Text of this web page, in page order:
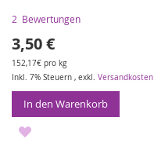
2 Bewertungen
3,50 €
152,17€ pro kg
Inkl. 7% Steuern , exkl. Versandkosten
In den Warenkorb